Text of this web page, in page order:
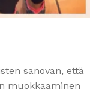
sanovan, että
muokkaaminen